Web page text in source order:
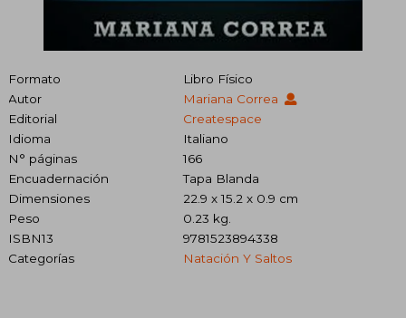
Formato
Libro Físico
Autor
Mariana Correa
Editorial
Createspace
Idioma
Italiano
N° páginas
166
Encuadernación
Tapa Blanda
Dimensiones
22.9 x 15.2 x 0.9 cm
Peso
0.23 kg.
ISBN13
9781523894338
Categorías
Natación Y Saltos